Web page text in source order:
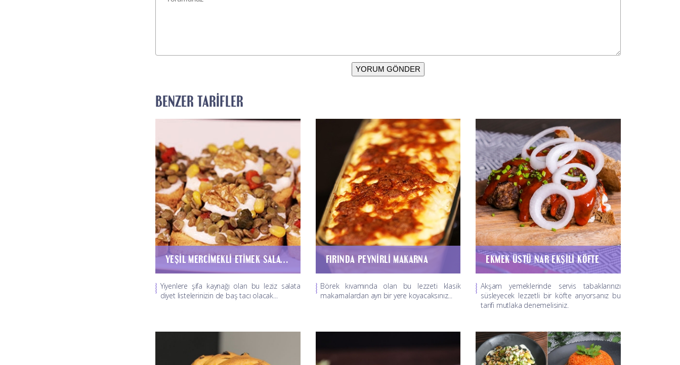
YORUM GÖNDER
BENZER TARIFLER
YEŞIL MERCIMEKLI ETIMEK SALATASI
Yiyenlere şifa kaynağı olan bu leziz salata
diyet listelerinizin de baş tacı olacak...
FIRINDA PEYNIRLI MAKARNA
Börek kıvamında olan bu lezzeti klasik
makarnalardan ayrı bir yere koyacaksınız...
EKMEK ÜSTÜ NAR EKŞILI KÖFTE
Akşam yemeklerinde servis tabaklarınızı
süsleyecek lezzetli bir köfte arıyorsanız bu
tarifi mutlaka denemelisiniz.